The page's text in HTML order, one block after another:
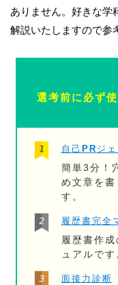
ありません。好きな学
解説いたしますので参
選考前に必ず
自己PRジ
簡単3分！
め文章を
す。
履歴書完全
履歴書作
ュアルです
面接力診断